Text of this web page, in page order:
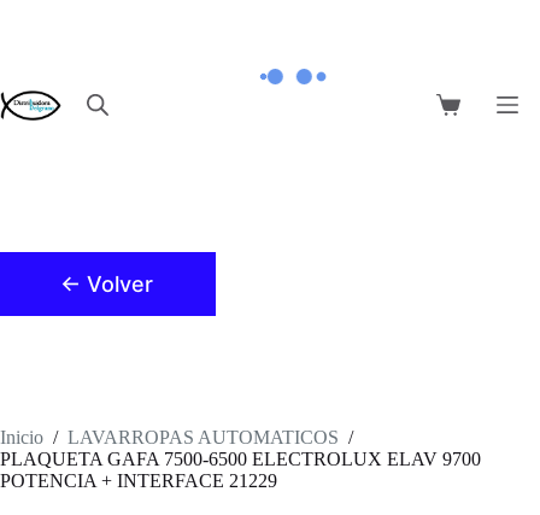
Carro
← Volver
Inicio / LAVARROPAS AUTOMATICOS /
PLAQUETA GAFA 7500-6500 ELECTROLUX ELAV 9700
POTENCIA + INTERFACE 21229